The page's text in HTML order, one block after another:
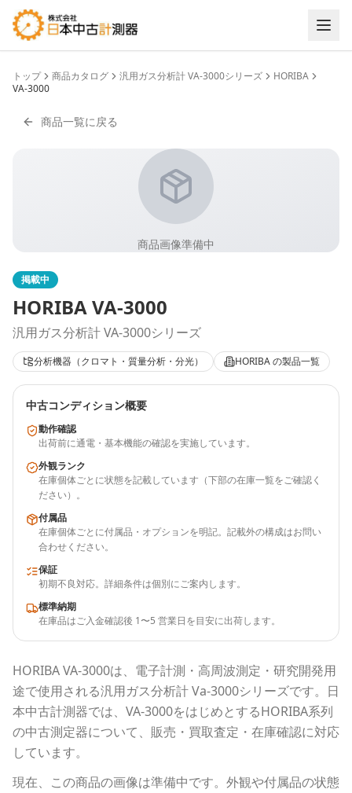
トップ 商品カタログ 汎用ガス分析計 VA-3000シリーズ
HORIBA
VA-3000
商品一覧に戻る
商品画像準備中
掲載中
HORIBAVA-3000
汎用ガス分析計 VA-3000シリーズ
分析機器（クロマト・質量分析・分光） HORIBAの製品一覧
中古コンディション概要
動作確認
出荷前に通電・基本機能の確認を実施しています。
外観ランク
在庫個体ごとに状態を記載しています（下部の在庫一覧をご確認く
ださい）。
付属品
在庫個体ごとに付属品・オプションを明記。記載外の構成はお問い
合わせください。
保証
初期不良対応。詳細条件は個別にご案内します。
標準納期
在庫品はご入金確認後 1〜5 営業日を目安に出荷します。
HORIBAVA-3000は、電子計測・高周波測定・研究開発用
途で使用される汎用ガス分析計 Va-3000シリーズです。 日
本中古計測器では、 VA-3000をはじめとするHORIBA系列
の中古測定器について、販売・買取査定・在庫確認に対応
しています。
現在、この商品の画像は準備中です。外観や付属品の状態